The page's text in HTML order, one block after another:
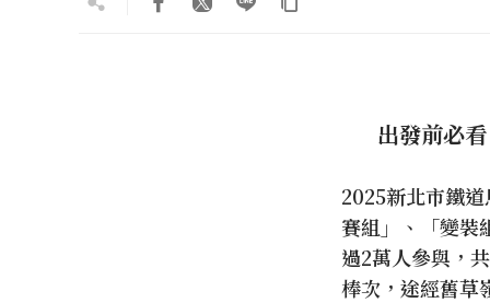
出發前必
2025新北市鐵
賽組」、「變裝
過2萬人參與，
棒次，途經舊草